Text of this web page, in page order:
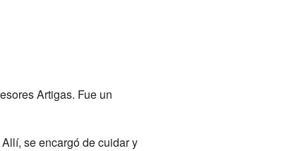
Artigas. Fue un
Allí, se encargó de cuidar y